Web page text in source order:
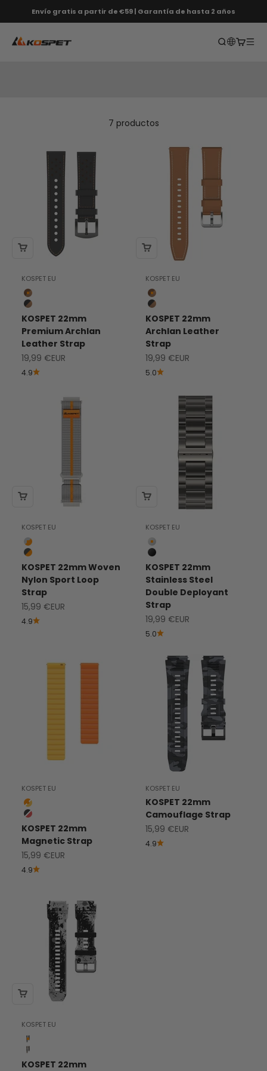
Saltar al contenido
Envío gratis a partir de €59 | Garantía de hasta 2 años
KOSPET EU AbrirAbrir
7 productos
KOSPET EU
Brown
Black
KOSPET 22mm
Premium Archlan
Leather Strap
Precio de Venta
19,99 €EUR
4.9
KOSPET EU
Marrón
Black
KOSPET 22mm
Archlan Leather
Strap
Precio de Venta
19,99 €EUR
5.0
KOSPET EU
Silver Grey / Orange Stripe
Gris Oscuro / Raya Naranja
KOSPET 22mm Woven
Nylon Sport Loop
Strap
Precio de Venta
15,99 €EUR
4.9
KOSPET EU
Silver
Black
KOSPET 22mm
Stainless Steel
Double Deployant
Strap
Precio de Venta
19,99 €EUR
5.0
KOSPET EU
Naranja con Amarillo
Black with Red
KOSPET 22mm
Magnetic Strap
Precio de Venta
15,99 €EUR
4.9
KOSPET EU
KOSPET 22mm
Camouflage Strap
Precio de Venta
15,99 €EUR
4.9
KOSPET EU
Black camo
Camuflaje Marrón
KOSPET 22mm